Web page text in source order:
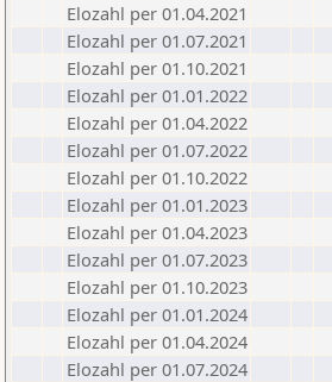
Elozahl per 01.04.2021
Elozahl per 01.07.2021
Elozahl per 01.10.2021
Elozahl per 01.01.2022
Elozahl per 01.04.2022
Elozahl per 01.07.2022
Elozahl per 01.10.2022
Elozahl per 01.01.2023
Elozahl per 01.04.2023
Elozahl per 01.07.2023
Elozahl per 01.10.2023
Elozahl per 01.01.2024
Elozahl per 01.04.2024
Elozahl per 01.07.2024